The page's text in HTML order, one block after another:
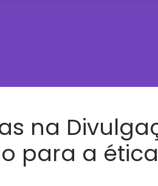
na
para a